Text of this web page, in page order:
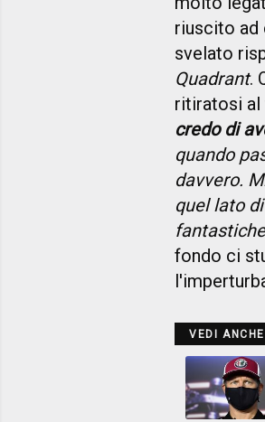
riuscito ad
svelato
Quadrant.
ritiratosi al
credo di
quando
davvero.
quel lato
fondo ci
VEDI ANCHE